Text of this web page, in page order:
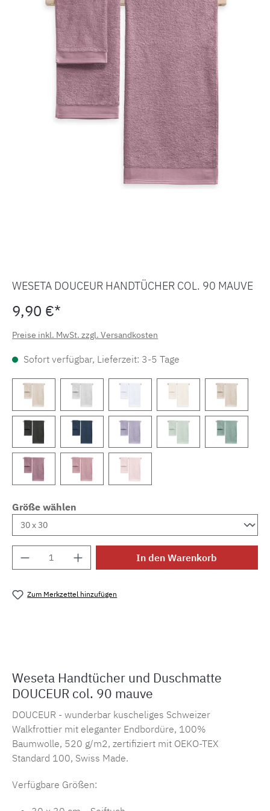
WESETA DOUCEUR HANDTÜCHER COL. 90 MAUVE
9,90 €*
Preise inkl. MwSt. zzgl. Versandkosten
Sofort verfügbar, Lieferzeit: 3-5 Tage
Größe wählen
Produkt Anzahl: Gib den gewünschten
In den Warenkorb
Zum Merkzettel hinzufügen
Weseta Handtücher und Duschmatte
DOUCEUR col. 90 mauve
DOUCEUR - wunderbar kuscheliges Schweizer
Walkfrottier mit eleganter Endbordüre, 100%
Baumwolle, 520 g/m2, zertifiziert mit OEKO-TEX
Standard 100, Swiss Made.
Verfügbare Größen: